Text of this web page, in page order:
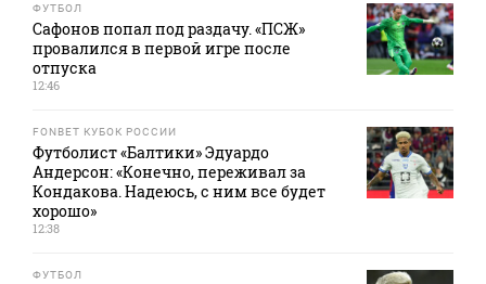
ФУТБОЛ
Сафонов попал под раздачу. «ПСЖ»
провалился в первой игре после
отпуска
12:46
FONBET КУБОК РОССИИ
Футболист «Балтики» Эдуардо
Андерсон: «Конечно, переживал за
Кондакова. Надеюсь, с ним все будет
хорошо»
12:38
ФУТБОЛ